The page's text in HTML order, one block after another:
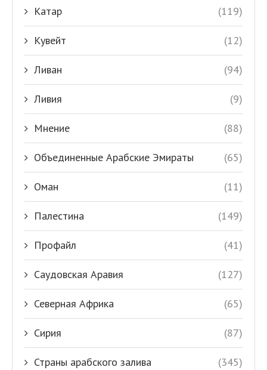
Катар (119)
Кувейт (12)
Ливан (94)
Ливия (9)
Мнение (88)
Объединенные Арабские Эмираты (65)
Оман (11)
Палестина (149)
Профайл (41)
Саудовская Аравия (127)
Северная Африка (65)
Сирия (87)
Страны арабского залива (345)